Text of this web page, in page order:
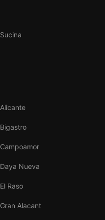
Sucina
Alicante
Bigastro
Campoamor
Daya Nueva
El Raso
Gran Alacant